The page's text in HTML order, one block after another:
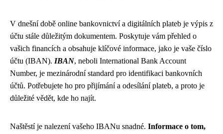
V dnešní době online bankovnictví a digitálních plateb je výpis z
účtu stále důležitým dokumentem. Poskytuje vám přehled o
vašich financích a obsahuje klíčové informace, jako je vaše číslo
účtu (IBAN). IBAN, neboli International Bank Account
Number, je mezinárodní standard pro identifikaci bankovních
účtů. Potřebujete ho pro přijímání a odesílání plateb, a proto je
důležité vědět, kde ho najít.
Naštěstí je nalezení vašeho IBANu snadné. Informace o tom,